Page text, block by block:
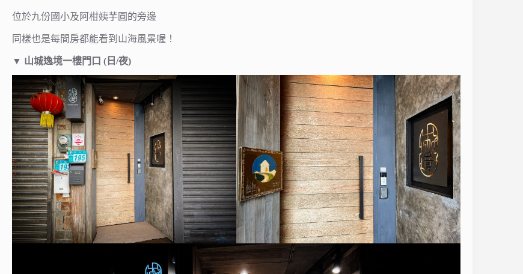
位於九份國小及阿柑姨芋圓的旁邊
同樣也是每間房都能看到山海風景喔！
▼ 山城逸境一樓門口 (日/夜)